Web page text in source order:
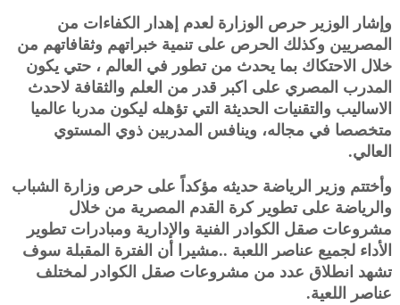
وإشار الوزير حرص الوزارة لعدم إهدار الكفاءات من
المصريين وكذلك الحرص على تنمية خبراتهم وثقافاتهم من
خلال الاحتكاك بما يحدث من تطور في العالم ، حتي يكون
المدرب المصري على اكبر قدر من العلم والثقافة لاحدث
الاساليب والتقنيات الحديثة التي تؤهله ليكون مدربا عالميا
متخصصا في مجاله، وينافس المدربين ذوي المستوي
العالي.
وأختتم وزير الرياضة حديثه مؤكداً على حرص وزارة الشباب
والرياضة على تطوير كرة القدم المصرية من خلال
مشروعات صقل الكوادر الفنية والإدارية ومبادرات تطوير
الأداء لجميع عناصر اللعبة ..مشيرا أن الفترة المقبلة سوف
تشهد انطلاق عدد من مشروعات صقل الكوادر لمختلف
عناصر اللعية.